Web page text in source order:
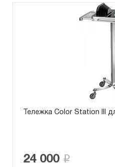
Тележка Color Station III
24 000